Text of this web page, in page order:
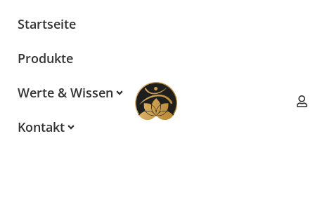
InhaltStartseite
Produkte
Werte & Wissen
Kontakt